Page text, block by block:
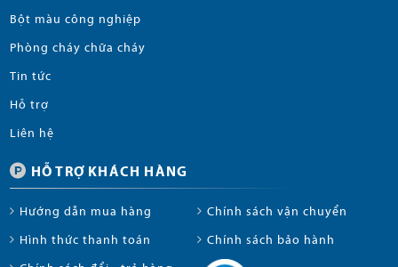
Bột màu công nghiệp
Phòng cháy chữa cháy
Tin tức
Hỗ trợ
Liên hệ
HỖ TRỢ KHÁCH HÀNG
Hướng dẫn mua hàng Chính sách vận chuyển
Hình thức thanh toán Chính sách bảo hành